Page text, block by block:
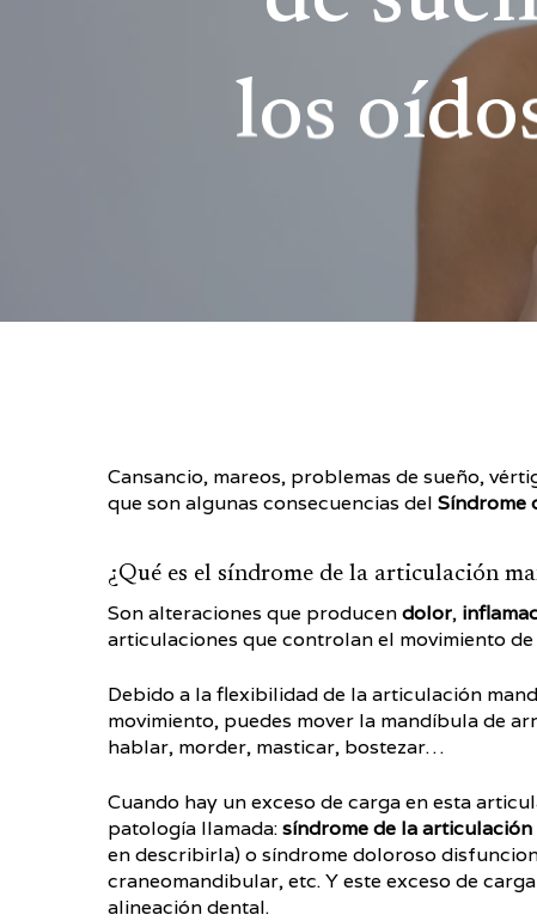
los
Cansancio, mareos, problemas de sueño,
que son algunas consecuencias del Síndrome
¿Qué es el síndrome de la articulación
Son alteraciones que producendolor,
articulaciones que controlan el movimiento
Debido a la flexibilidad de la articulación
movimiento, puedes mover la mandíbula de
hablar, morder, masticar, bostezar…
Cuando hay un exceso de carga en esta
patología llamada:síndrome de la
en describirla) o síndrome doloroso
craneomandibular, etc. Y este exceso de
alineación dental.